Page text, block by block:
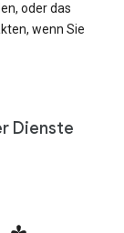
oder das
wenn Sie
Dienste